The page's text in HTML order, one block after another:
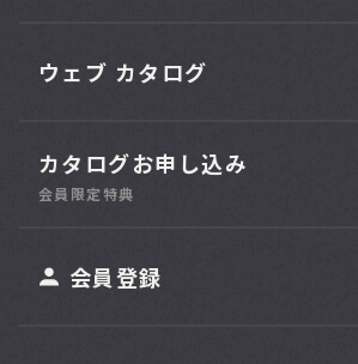
ウェブ カタログ
カタログお申し込み
会員限定特典
会員登録